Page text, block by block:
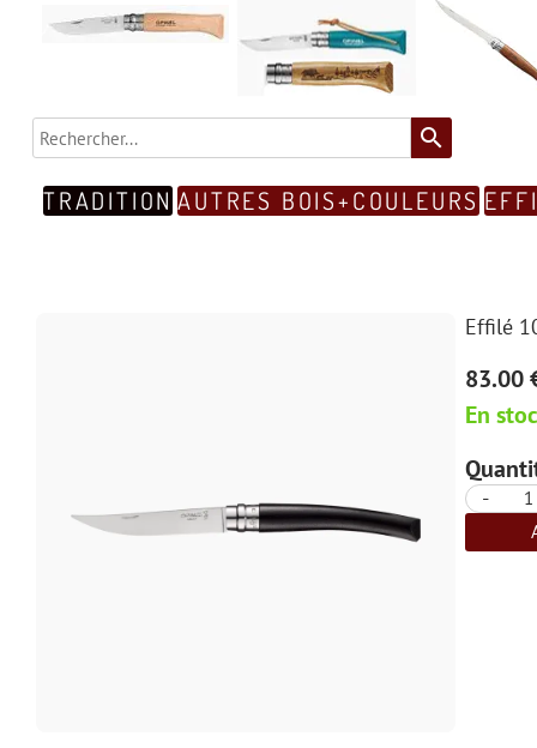
search
TRADITION AUTRES BOIS+COULEURS
Effilé
83.00
En
-